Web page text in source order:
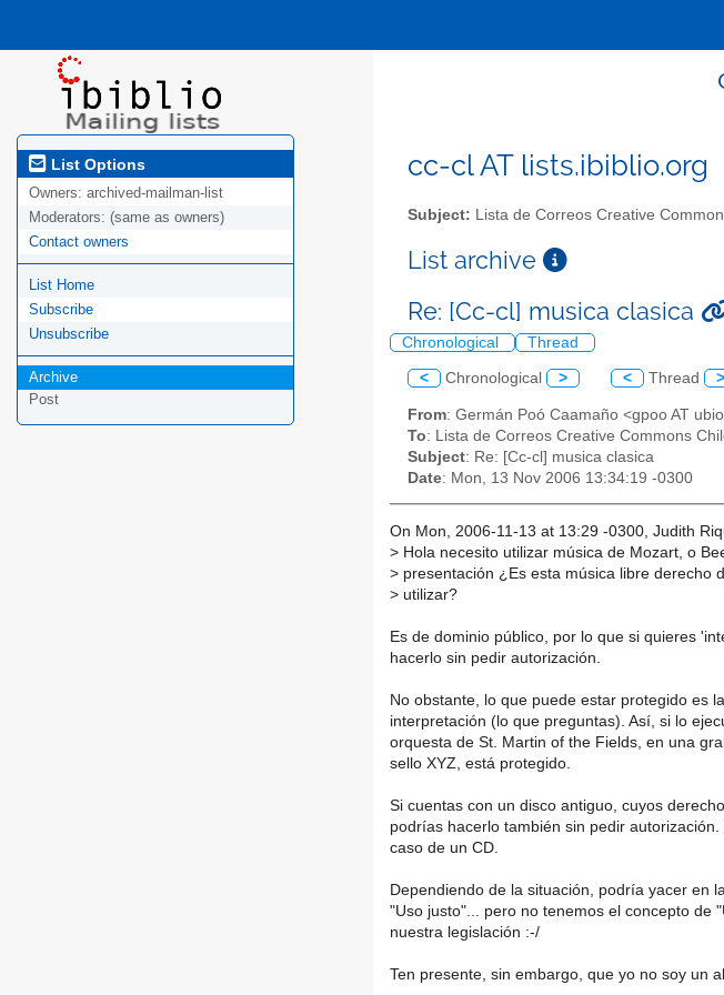
List Options
Owners: archived-mailman-list
Moderators: (same as owners)
Contact owners
List Home
Subscribe
Unsubscribe
Archive
Post
cc-cl AT lists.ibiblio.org
Subject: Lista de Correos Creative
List archive
Re: [Cc-cl] musica clasica
Chronological Thread
< Chronological > < Thread >
From: Germán Poó Caamaño <gpoo AT
To: Lista de Correos Creative Commons
Subject: Re: [Cc-cl] musica clasica
Date: Mon, 13 Nov 2006 13:34:19 -0300
On Mon, 2006-11-13 at 13:29 -0300, Judith
> Hola necesito utilizar música de Mozart, o
> presentación ¿Es esta música libre derecho
> utilizar?
Es de dominio público, por lo que si quieres
hacerlo sin pedir autorización.
No obstante, lo que puede estar protegido es
interpretación (lo que preguntas). Así, si lo
orquesta de St. Martin of the Fields, en una
sello XYZ, está protegido.
Si cuentas con un disco antiguo, cuyos
podrías hacerlo también sin pedir autorización.
caso de un CD.
Dependiendo de la situación, podría yacer en
"Uso justo"... pero no tenemos el concepto de
nuestra legislación :-/
Ten presente, sin embargo, que yo no soy un